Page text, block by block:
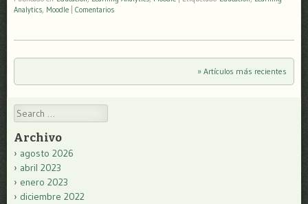
Analytics, Moodle Comentarios
» Artículos más recientes
Search
Archivo
agosto 2026
abril 2023
enero 2023
diciembre 2022